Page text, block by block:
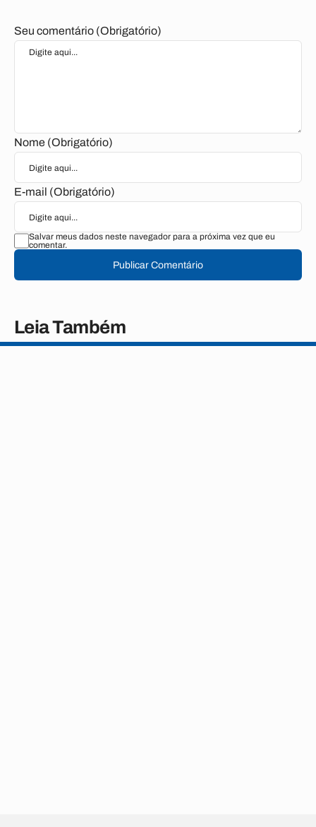
Seu comentário (Obrigatório)
Nome (Obrigatório)
E-mail (Obrigatório)
Salvar meus dados neste navegador para a próxima vez que eu
comentar.
Publicar Comentário
Leia Também